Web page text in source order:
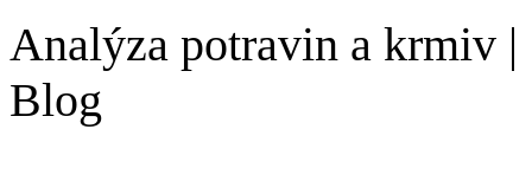
Analýza potravin a krmiv |
Blog